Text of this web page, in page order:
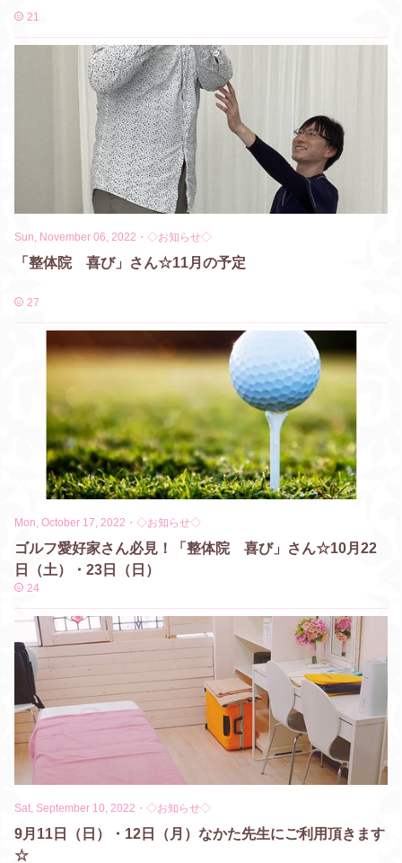
21
Sun, November 06, 2022 ・ ◇お知らせ◇
「整体院 喜び」さん☆11月の予定
27
Mon, October 17, 2022 ・ ◇お知らせ◇
ゴルフ愛好家さん必見！「整体院 喜び」さん☆10月22
日（土）・23日（日）
24
Sat, September 10, 2022 ・ ◇お知らせ◇
9月11日（日）・12日（月）なかた先生にご利用頂きます
☆